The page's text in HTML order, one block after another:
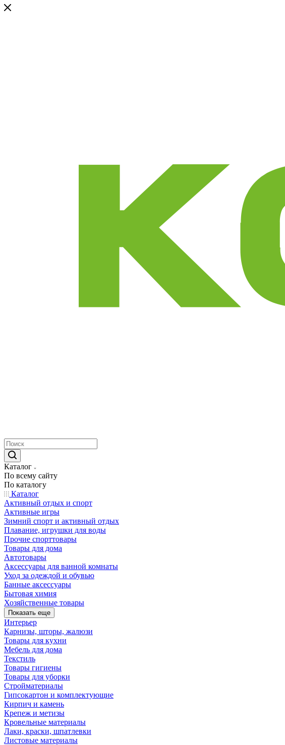
Каталог
По всему сайту
По каталогу
Каталог
Активный отдых и спорт
Активные игры
Зимний спорт и активный отдых
Плавание, игрушки для воды
Прочие спорттовары
Товары для дома
Автотовары
Аксессуары для ванной комнаты
Уход за одеждой и обувью
Банные аксессуары
Бытовая химия
Хозяйственные товары
Показать еще
Интерьер
Карнизы, шторы, жалюзи
Товары для кухни
Мебель для дома
Текстиль
Товары гигиены
Товары для уборки
Стройматериалы
Гипсокартон и комплектующие
Кирпич и камень
Крепеж и метизы
Кровельные материалы
Лаки, краски, шпатлевки
Листовые материалы